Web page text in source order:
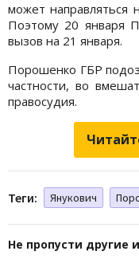
может
Поэтому 20 января
вызов на 21 января.
Порошенко ГБР
частности, во
правосудия.
Теги: Янукович
Не пропусти другие